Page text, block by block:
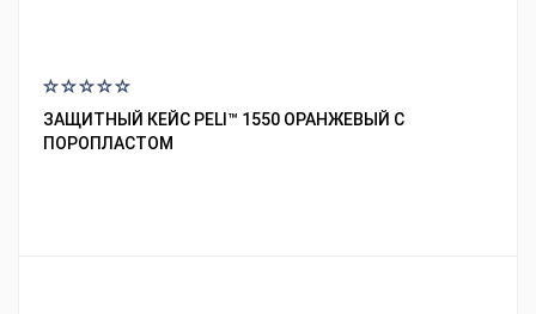
ЗАЩИТНЫЙ КЕЙС PELI™ 1550 ОРАНЖЕВЫЙ С
ПОРОПЛАСТОМ